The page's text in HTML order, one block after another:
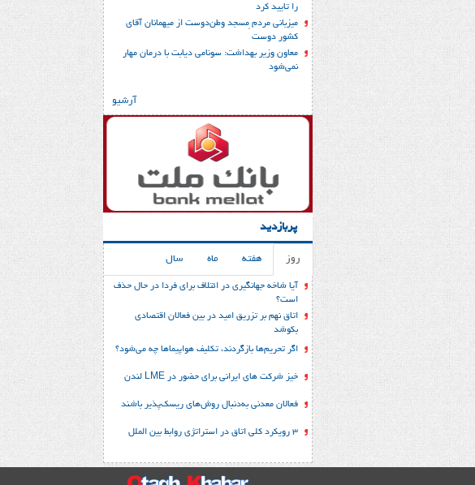
را تایید کرد
میزبانی مردم ِمسجد وطن‌دوست از میهمانان آقای
کشور دوست
معاون وزیر بهداشت: سونامی دیابت با درمان مهار
نمی‌شود
آرشیو
پربازدید
روز هفته ماه سال
آیا شاخه جهانگیری در ائتلاف برای فردا در حال حذف
است؟
اتاق نهم بر تزریق امید در بین فعالان اقتصادی
بکوشد
اگر تحریم‌ها بازگردند، تکلیف هواپیماها چه می‌شود؟
خیز شرکت های ایرانی برای حضور در LME لندن
فعالان معدنی به‌دنبال روش‌های ریسک‌پذیر باشند
3 رویکرد کلی اتاق در استراتژی روابط بین الملل